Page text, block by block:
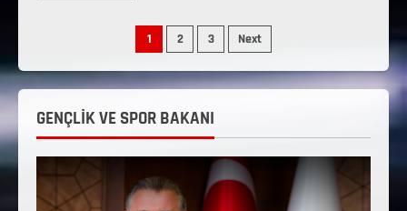
1 2 3 Next
GENÇLİK VE SPOR BAKANI